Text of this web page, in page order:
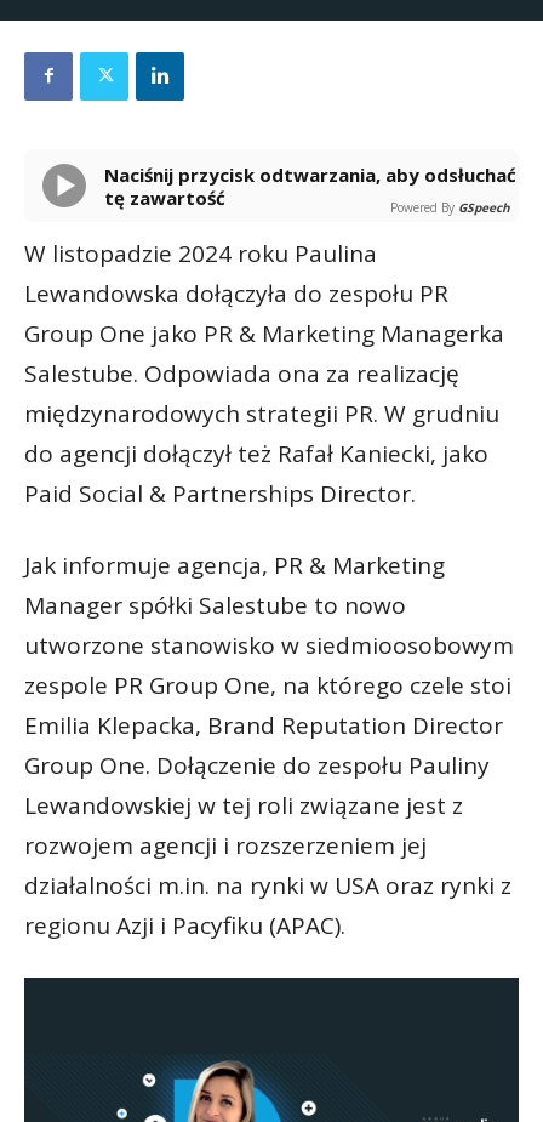
Naciśnij przycisk odtwarzania, aby odsłuchać
tę zawartość
Powered By GSpeech
W listopadzie 2024 roku Paulina
Lewandowska dołączyła do zespołu PR
Group One jako PR & Marketing Managerka
Salestube. Odpowiada ona za realizację
międzynarodowych strategii PR. W grudniu
do agencji dołączył też Rafał Kaniecki, jako
Paid Social & Partnerships Director.
Jak informuje agencja, PR & Marketing
Manager spółki Salestube to nowo
utworzone stanowisko w siedmioosobowym
zespole PR Group One, na którego czele stoi
Emilia Klepacka, Brand Reputation Director
Group One. Dołączenie do zespołu Pauliny
Lewandowskiej w tej roli związane jest z
rozwojem agencji i rozszerzeniem jej
działalności m.in. na rynki w USA oraz rynki z
regionu Azji i Pacyfiku (APAC).